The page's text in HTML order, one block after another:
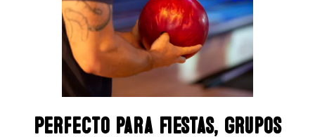
Perfecto para fiestas, grupos